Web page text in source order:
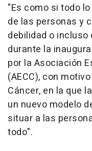
"Es como si todo
de las personas y
debilidad o incluso
durante la
por la Asociación
(AECC), con
Cáncer, en la que
un nuevo modelo
situar a las
todo".